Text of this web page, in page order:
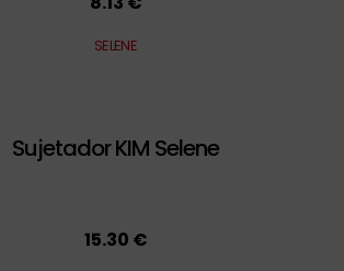
SELENE
Sujetador KIM Selene
15.30 €